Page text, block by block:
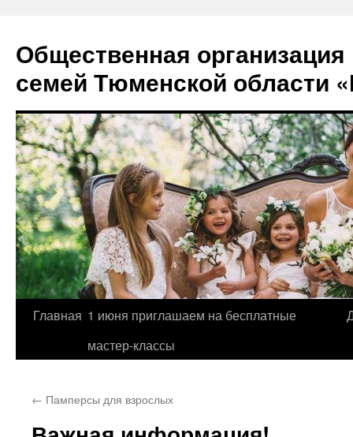
содержимому
Общественная
семей Тюменской области
Главная 1 июня приглашаем на бесплатные
мастер-классы
← Памперсы для взрослых